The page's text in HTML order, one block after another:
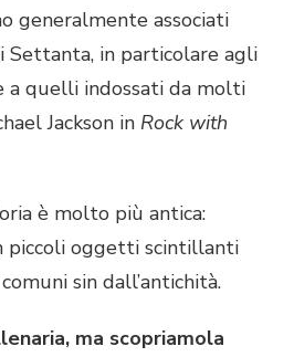
generalmente associati
in particolare agli
a quelli indossati da molti
Jackson in Rock with
è molto più antica:
piccoli oggetti scintillanti
sin dall’antichità.
ma scopriamola